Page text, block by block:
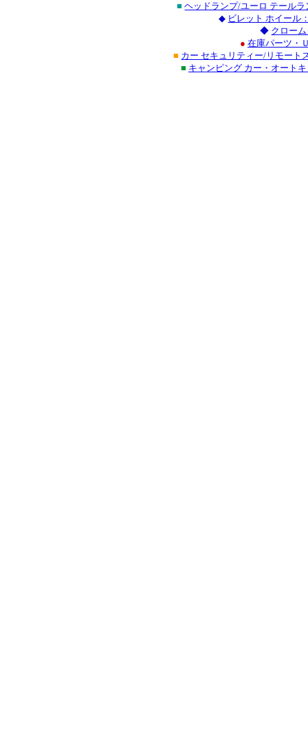
■ ヘッドランプ/ユーロ テール
◆ ビレット ホイール
◆ クロー
● 在庫パーツ・
■ カー セキュリティー/リモート
■ キャンピング カー・オート